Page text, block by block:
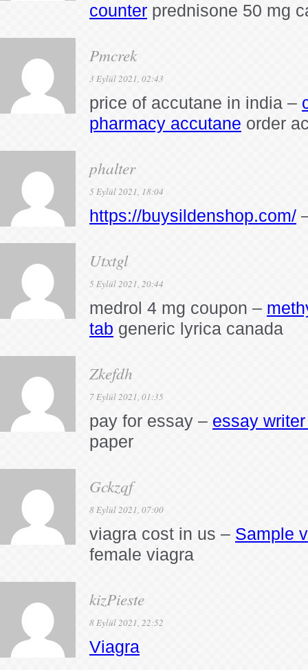
counter prednisone 50 mg
Pmcrek
3 Eylül 2021, 02:43
price of accutane in india –
pharmacy accutane order
phalter
5 Eylül 2021, 18:04
https://buysildenshop.com/
Utxtgl
5 Eylül 2021, 20:44
medrol 4 mg coupon –
tab generic lyrica canada
Zkefdh
7 Eylül 2021, 01:35
pay for essay – essay
paper
Gckzqf
8 Eylül 2021, 07:00
viagra cost in us – Sample
female viagra
kizPieste
8 Eylül 2021, 22:52
Viagra